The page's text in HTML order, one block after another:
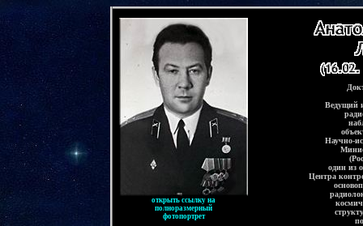
открыть ссылку на
полноразмерный
фотопортрет
Ведущий
Научно-
один из
Центра